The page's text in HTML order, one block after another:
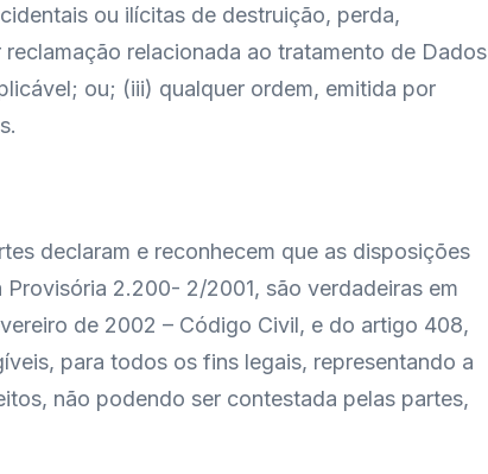
ou ilícitas de destruição, perda,
relacionada ao tratamento de Dados
ou; (iii) qualquer ordem, emitida por
declaram e reconhecem que as disposições
2.200- 2/2001, são verdadeiras em
de 2002 – Código Civil, e do artigo 408,
para todos os fins legais, representando a
não podendo ser contestada pelas partes,